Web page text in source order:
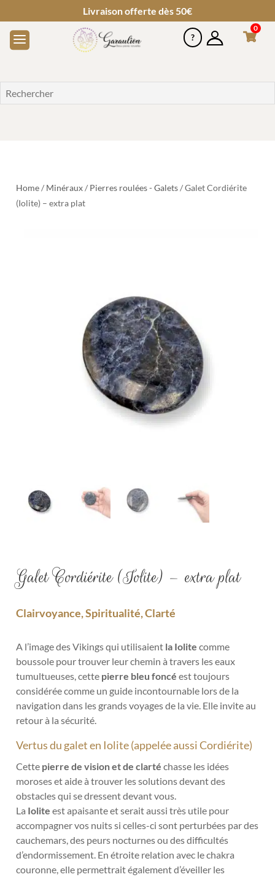
Livraison offerte dès 50€
0
Home/ Minéraux/ Pierres roulées - Galets/ Galet Cordiérite
(Iolite) – extra plat
Galet Cordiérite (Iolite) – extra plat
Clairvoyance, Spiritualité, Clarté
A l’image des Vikings qui utilisaient la Iolitecomme
boussole pour trouver leur chemin à travers les eaux
tumultueuses, cette pierre bleu foncé est toujours
considérée comme un guide incontournable lors de la
navigation dans les grands voyages de la vie. Elle invite au
retour à la sécurité.
Vertus du galet en Iolite (appelée aussi Cordiérite)
Cette pierre de vision et de clarté chasse les idées
moroses et aide à trouver les solutions devant des
obstacles qui se dressent devant vous.
La Ioliteest apaisante et serait aussi très utile pour
accompagner vos nuits si celles-ci sont perturbées par des
cauchemars, des peurs nocturnes ou des difficultés
d’endormissement. En étroite relation avec le chakra
couronne, elle permettrait également d’éveiller les